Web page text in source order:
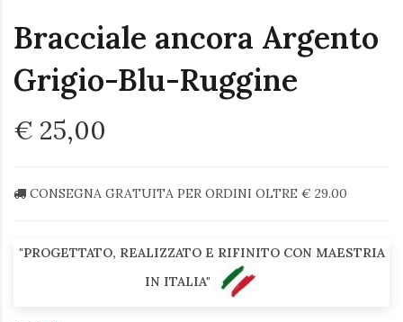
Bracciale ancora Argento
Grigio-Blu-Ruggine
€ 25,00
CONSEGNA GRATUITA PER ORDINI OLTRE € 29.00
"PROGETTATO, REALIZZATO E RIFINITO CON MAESTRIA
IN ITALIA"